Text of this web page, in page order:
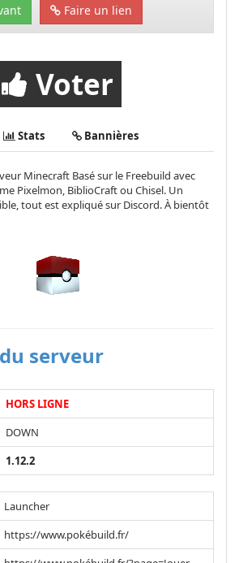
Faire un lien
Voter
Stats Bannières
Minecraft Basé sur le Freebuild avec
Pixelmon, BiblioCraft ou Chisel. Un
tout est expliqué sur Discord. À bientôt
serveur
HORS LIGNE
DOWN
1.12.2
Launcher
https://www.pokébuild.fr/